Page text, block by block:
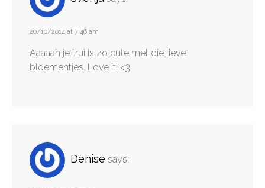
20/10/2014 at 7:46 am
Aaaaah je trui is zo cute met die lieve
bloementjes. Love it! <3
Denise says: